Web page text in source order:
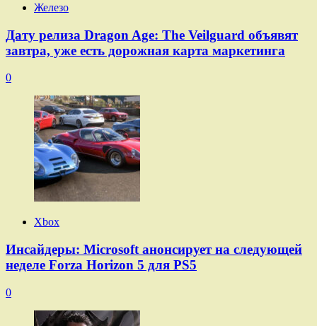
Железо
Дату релиза Dragon Age: The Veilguard объявят
завтра, уже есть дорожная карта маркетинга
0
Xbox
Инсайдеры: Microsoft анонсирует на следующей
неделе Forza Horizon 5 для PS5
0